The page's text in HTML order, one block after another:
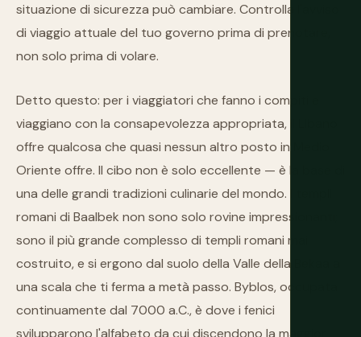
situazione di sicurezza può cambiare. Controlla l'avviso
di viaggio attuale del tuo governo prima di prenotare,
non solo prima di volare.
Detto questo: per i viaggiatori che fanno i compiti e
viaggiano con la consapevolezza appropriata, il Libano
offre qualcosa che quasi nessun altro posto in Medio
Oriente offre. Il cibo non è solo eccellente — è la base di
una delle grandi tradizioni culinarie del mondo. I templi
romani di Baalbek non sono solo rovine impressionanti;
sono il più grande complesso di templi romani mai
costruito, e si ergono dal suolo della Valle della Bekaa a
una scala che ti ferma a metà passo. Byblos, occupata
continuamente dal 7000 a.C., è dove i fenici
svilupparono l'alfabeto da cui discendono la maggior